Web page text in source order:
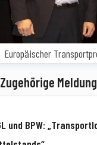
Europäischer
Zugehörige
und BPW: